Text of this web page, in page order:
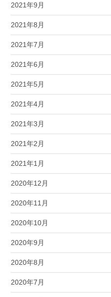
2021年9月
2021年8月
2021年7月
2021年6月
2021年5月
2021年4月
2021年3月
2021年2月
2021年1月
2020年12月
2020年11月
2020年10月
2020年9月
2020年8月
2020年7月